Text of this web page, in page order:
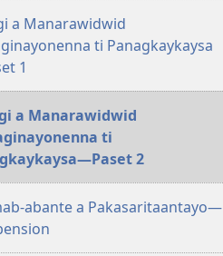
a Manarawidwid
ti Panagkaykaysa
1
a Manarawidwid
ti
2
abante a Pakasaritaantayo—